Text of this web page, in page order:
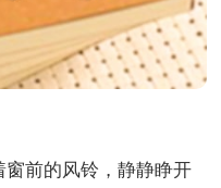
前的风铃，静静睁开